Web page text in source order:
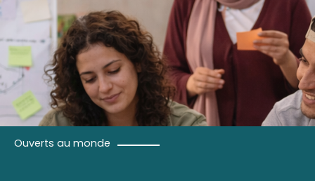
Ouverts au monde